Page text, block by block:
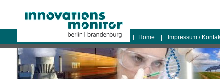
logo
[ Home Impressum /